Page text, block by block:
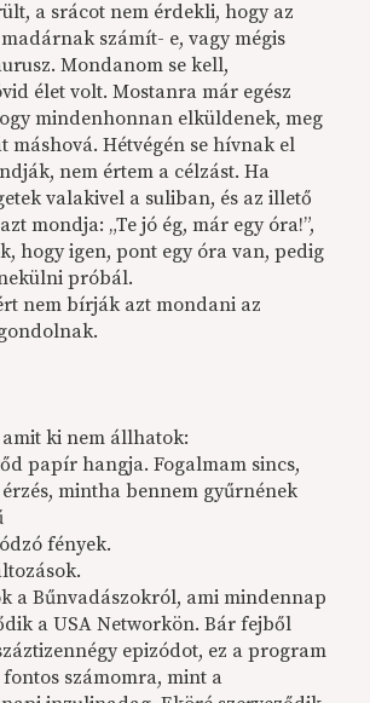
a srácot nem érdekli, hogy az
számít- e, vagy mégis
Mondanom se kell,
élet volt. Mostanra már egész
mindenhonnan elküldenek, meg
máshová. Hétvégén se hívnak el
nem értem a célzást. Ha
valakivel a suliban, és az illető
mondja: „Te jó ég, már egy óra!”,
hogy igen, pont egy óra van, pedig
próbál.
nem bírják azt mondani az
ki nem állhatok:
papír hangja. Fogalmam sincs,
mintha bennem gyűrnének
fények.
a Bűnvadászokról, ami mindennap
a USA Networkön. Bár fejből
epizódot, ez a program
számomra, mint a